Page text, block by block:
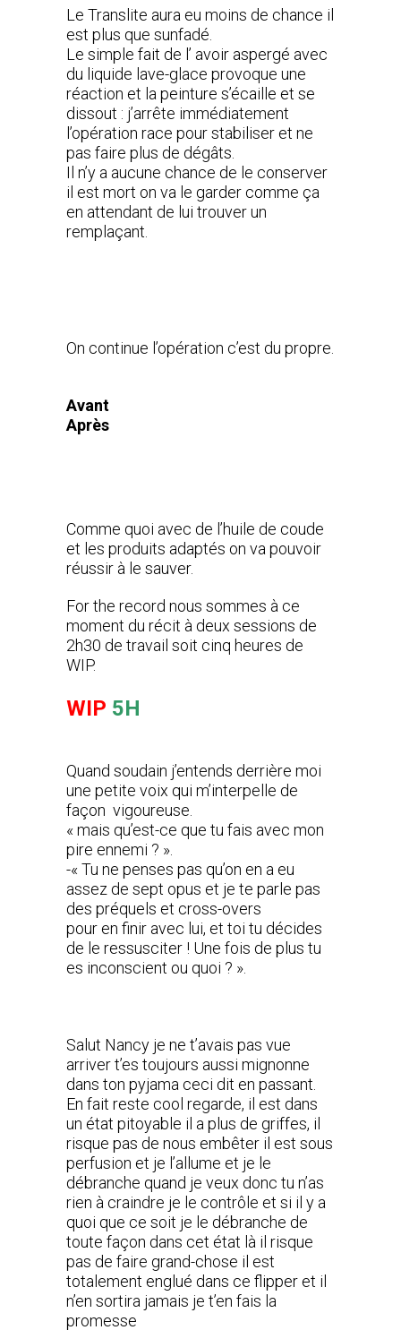
Le Translite aura eu moins de chance il
est plus que sunfadé.
Le simple fait de l’ avoir aspergé avec
du liquide lave-glace provoque une
réaction et la peinture s’écaille et se
dissout : j’arrête immédiatement
l’opération race pour stabiliser et ne
pas faire plus de dégâts.
Il n’y a aucune chance de le conserver
il est mort on va le garder comme ça
en attendant de lui trouver un
remplaçant.
On continue l’opération c’est du propre.
Avant
Après
Comme quoi avec de l’huile de coude
et les produits adaptés on va pouvoir
réussir à le sauver.
For the record nous sommes à ce
moment du récit à deux sessions de
2h30 de travail soit cinq heures de
WIP.
WIP 5H
Quand soudain j’entends derrière moi
une petite voix qui m’interpelle de
façon vigoureuse.
« mais qu’est-ce que tu fais avec mon
pire ennemi ? ».
-« Tu ne penses pas qu’on en a eu
assez de sept opus et je te parle pas
des préquels et cross-overs
pour en finir avec lui, et toi tu décides
de le ressusciter ! Une fois de plus tu
es inconscient ou quoi ? ».
Salut Nancy je ne t’avais pas vue
arriver t’es toujours aussi mignonne
dans ton pyjama ceci dit en passant.
En fait reste cool regarde, il est dans
un état pitoyable il a plus de griffes, il
risque pas de nous embêter il est sous
perfusion et je l’allume et je le
débranche quand je veux donc tu n’as
rien à craindre je le contrôle et si il y a
quoi que ce soit je le débranche de
toute façon dans cet état là il risque
pas de faire grand-chose il est
totalement englué dans ce flipper et il
n’en sortira jamais je t’en fais la
promesse